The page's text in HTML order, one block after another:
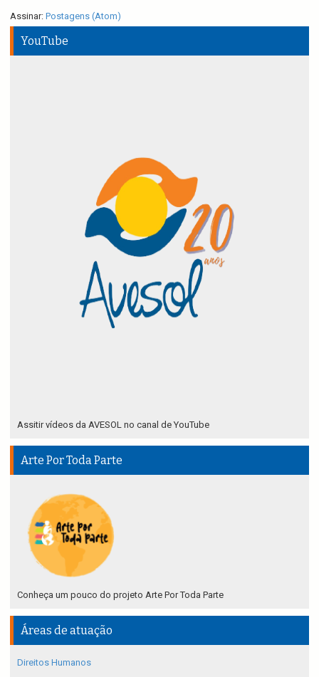
Assinar: Postagens (Atom)
YouTube
Assitir vídeos da AVESOL no canal de YouTube
Arte Por Toda Parte
Conheça um pouco do projeto Arte Por Toda Parte
Áreas de atuação
Direitos Humanos